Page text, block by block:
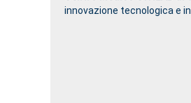
innovazione tecnologica e